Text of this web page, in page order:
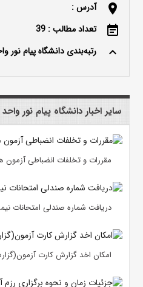
location_on آدرس :
event_note تعداد مطالب : 39
keyboard_arrow_up رتبه‌بندی دانشگاه پیام نور
سایر اخبار دانشگاه پیام نور واحد
مقررات و تخلفات انضباطی آزمون
دریافت شماره صندلی امتحانات نیمسال
امکان اخد گزارش کارت آزمون(گزارش ۴۲۸) از تاریخ